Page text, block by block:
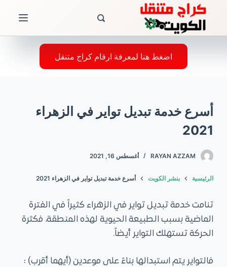
اضغط هنا لمعرفة ارقام كراج متنقل
أسرع خدمة تبديل تواير في الزهراء
2021
RAYAN AZZAM أغسطس 16, 2021
الرئيسية بنشر الكويت أسرع خدمة تبديل تواير في الزهراء 2021
تنامت خدمة تبديل تواير في الزهراء كثيراً في الفترة
الماضية بسبب الطبيعة الحيوية لهذه المنطقة، فكثرة
الحركة تستهلك التواير أيضاً.
فالتواير يتم استبدالها بناءً على موعدين (أيهما أقرب) :